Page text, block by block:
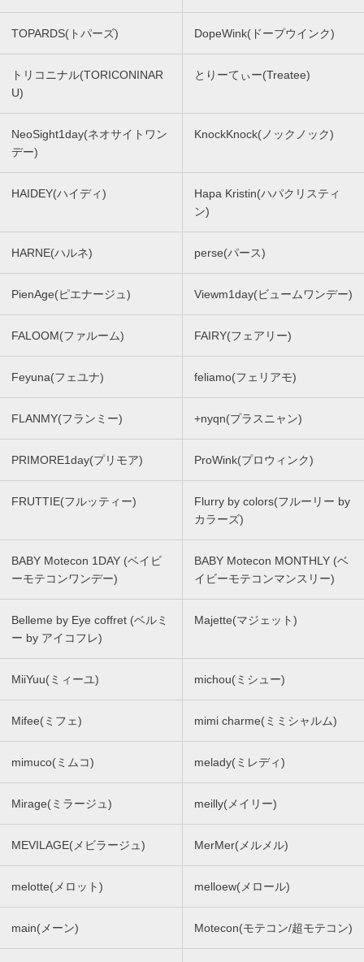
TOPARDS(トパーズ) DopeWink(ドープウインク)
トリコニナル(TORICONINAR
U)
とりーてぃー(Treatee)
NeoSight1day(ネオサイトワン
デー)
KnockKnock(ノックノック)
HAIDEY(ハイディ)
Hapa Kristin(ハパクリスティ
ン)
HARNE(ハルネ) perse(パース)
PienAge(ピエナージュ) Viewm1day(ビュームワンデー)
FALOOM(ファルーム) FAIRY(フェアリー)
Feyuna(フェユナ) feliamo(フェリアモ)
FLANMY(フランミー) +nyqn(プラスニャン)
PRIMORE1day(プリモア) ProWink(プロウィンク)
FRUTTIE(フルッティー)
Flurry by colors(フルーリー by
カラーズ)
BABY Motecon 1DAY (ベイビ
ーモテコンワンデー)
BABY Motecon MONTHLY (ベ
イビーモテコンマンスリー)
Belleme by Eye coffret (ベルミ
ー by アイコフレ)
Majette(マジェット)
MiiYuu(ミィーユ) michou(ミシュー)
Mifee(ミフェ) mimi charme(ミミシャルム)
mimuco(ミムコ) melady(ミレディ)
Mirage(ミラージュ) meilly(メイリー)
MEVILAGE(メビラージュ) MerMer(メルメル)
melotte(メロット) melloew(メロール)
main(メーン) Motecon(モテコン/超モテコン)